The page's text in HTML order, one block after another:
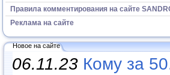
Правила комментирования на сайте
Реклама на сайте
Новое на сайте
06.11.23 Кому за